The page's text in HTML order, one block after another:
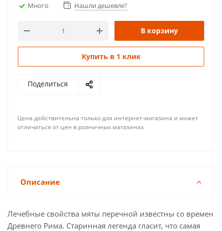
Много Нашли дешевле?
В корзину
Купить в 1 клик
Поделиться
Цена действительна только для интернет-магазина и может
отличаться от цен в розничных магазинах
Описание
Лечебные свойства мяты перечной известны со времен
Древнего Рима. Старинная легенда гласит, что самая